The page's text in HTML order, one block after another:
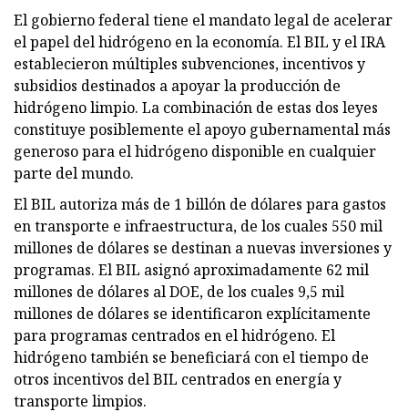
El gobierno federal tiene el mandato legal de acelerar
el papel del hidrógeno en la economía. El BIL y el IRA
establecieron múltiples subvenciones, incentivos y
subsidios destinados a apoyar la producción de
hidrógeno limpio. La combinación de estas dos leyes
constituye posiblemente el apoyo gubernamental más
generoso para el hidrógeno disponible en cualquier
parte del mundo.
El BIL autoriza más de 1 billón de dólares para gastos
en transporte e infraestructura, de los cuales 550 mil
millones de dólares se destinan a nuevas inversiones y
programas. El BIL asignó aproximadamente 62 mil
millones de dólares al DOE, de los cuales 9,5 mil
millones de dólares se identificaron explícitamente
para programas centrados en el hidrógeno. El
hidrógeno también se beneficiará con el tiempo de
otros incentivos del BIL centrados en energía y
transporte limpios.